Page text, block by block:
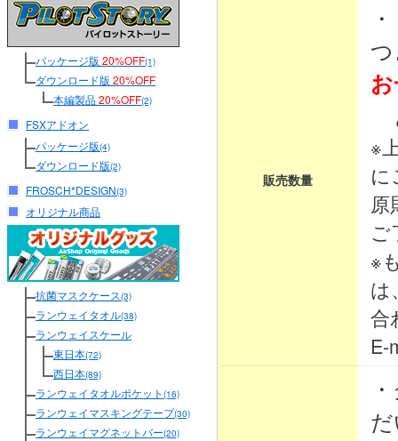
パッケージ版 20%OFF(1)
ダウンロード版 20%OFF
本編製品20%OFF(2)
FSXアドオン
パッケージ版(4)
ダウンロード版(2)
FROSCH*DESIGN(3)
オリジナル商品
抗菌マスクケース(3)
ランウェイタオル(38)
ランウェイスケール
東日本(72)
西日本(89)
ランウェイタオルポケット (16)
ランウェイマスキングテープ(30)
ランウェイマグネットバー(20)
販売数量
※
に
原
ご
※
は
合
E-